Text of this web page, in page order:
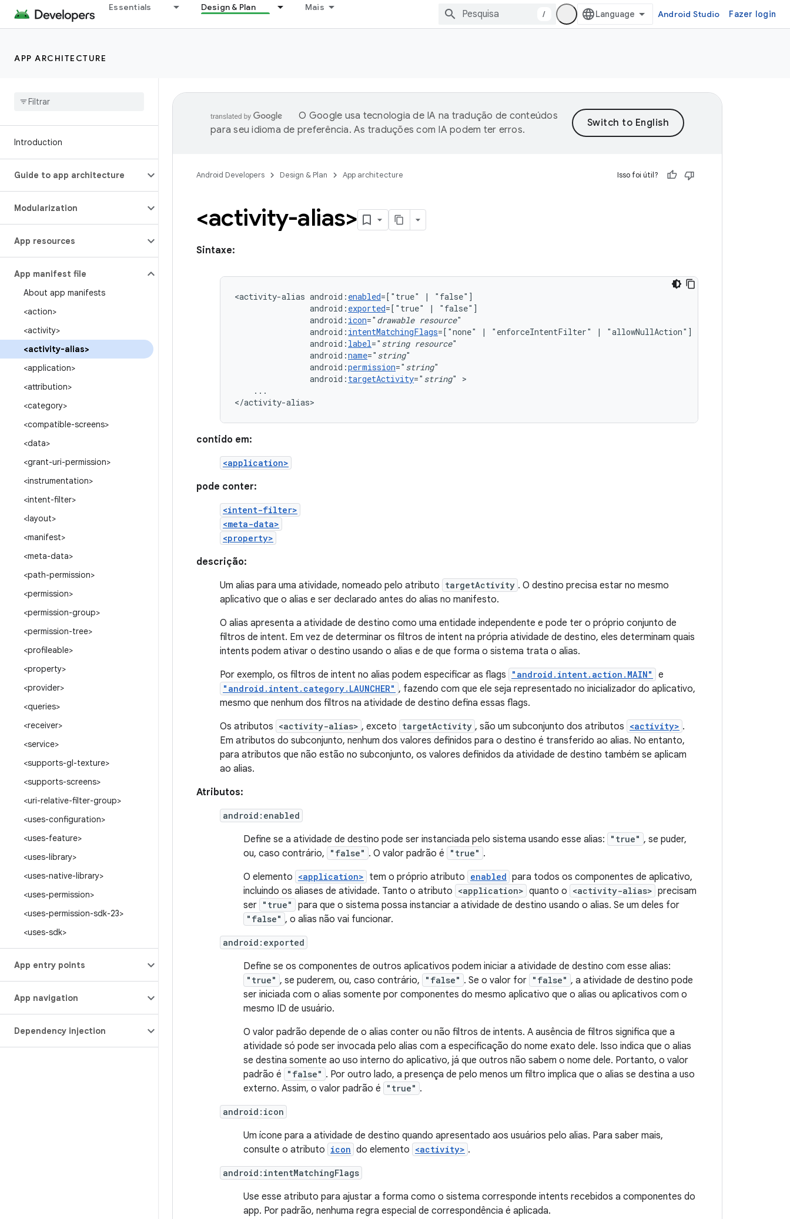
Essentials Design & Plan Mais
/ Android Studio Fazer login
APP ARCHITECTURE
Introduction
Guide to app architecture
Modularization
App resources
App manifest file
About app manifests
<action>
<activity>
<activity-alias>
<application>
<attribution>
<category>
<compatible-screens>
<data>
<grant-uri-permission>
<instrumentation>
<intent-filter>
<layout>
<manifest>
<meta-data>
<path-permission>
<permission>
<permission-group>
<permission-tree>
<profileable>
<property>
<provider>
<queries>
<receiver>
<service>
<supports-gl-texture>
<supports-screens>
<uri-relative-filter-group>
<uses-configuration>
<uses-feature>
<uses-library>
<uses-native-library>
<uses-permission>
<uses-permission-sdk-23>
<uses-sdk>
App entry points
App navigation
Dependency injection
O Google usa tecnologia de IA na tradução de conteúdos
para seu idioma de preferência. As traduções com IA podem ter erros.
Android Developers Design & Plan App architecture Isso foi útil?
<activity-alias>
Sintaxe:
<activity-alias android: enabled=["true" |
android: exported=["true" |
android: icon=" drawable resource
android: intentMatchingFlags=["none" | "enforceIntentFilter" |
android: label=" string resource
android:name=" string
android:permission=" string
android: targetActivity=" string"
...
</activity-alias>
contido em:
<application>
pode conter:
<intent-filter>
<meta-data>
<property>
descrição:
Um alias para uma atividade, nomeado pelo atributo targetActivity . O destino precisa estar no mesmo
aplicativo que o alias e ser declarado antes do alias no manifesto.
O alias apresenta a atividade de destino como uma entidade independente e pode ter o próprio conjunto de
filtros de intent. Em vez de determinar os filtros de intent na própria atividade de destino, eles determinam quais
intents podem ativar o destino usando o alias e de que forma o sistema trata o alias.
Por exemplo, os filtros de intent no alias podem especificar as flags
"android.intent.action.MAIN" e
"android.intent.category.LAUNCHER" , fazendo com que ele seja representado no inicializador do aplicativo,
mesmo que nenhum dos filtros na atividade de destino defina essas flags.
Os atributos <activity-alias> , exceto targetActivity , são um subconjunto dos atributos <activity> .
Em atributos do subconjunto, nenhum dos valores definidos para o destino é transferido ao alias. No entanto,
para atributos que não estão no subconjunto, os valores definidos da atividade de destino também se aplicam
ao alias.
Atributos:
android:enabled
Define se a atividade de destino pode ser instanciada pelo sistema usando esse alias: "true" , se puder,
ou, caso contrário,
"false" . O valor padrão é "true" .
O elemento <application> tem o próprio atributo enabled para todos os componentes de aplicativo,
incluindo os aliases de atividade. Tanto o atributo <application> quanto o <activity-alias> precisam
ser "true" para que o sistema possa instanciar a atividade de destino usando o alias. Se um deles for
"false" , o alias não vai funcionar.
android:exported
Define se os componentes de outros aplicativos podem iniciar a atividade de destino com esse alias:
"true" , se puderem, ou, caso contrário, "false" . Se o valor for "false" , a atividade de destino pode
ser iniciada com o alias somente por componentes do mesmo aplicativo que o alias ou aplicativos com o
mesmo ID de usuário.
O valor padrão depende de o alias conter ou não filtros de intents. A ausência de filtros significa que a
atividade só pode ser invocada pelo alias com a especificação do nome exato dele. Isso indica que o alias
se destina somente ao uso interno do aplicativo, já que outros não sabem o nome dele. Portanto, o valor
padrão é
"false" . Por outro lado, a presença de pelo menos um filtro implica que o alias se destina a uso
externo. Assim, o valor padrão é
"true" .
android:icon
Um ícone para a atividade de destino quando apresentado aos usuários pelo alias. Para saber mais,
consulte o atributo icon do elemento <activity> .
android:intentMatchingFlags
Use esse atributo para ajustar a forma como o sistema corresponde intents recebidos a componentes do
app. Por padrão, nenhuma regra especial de correspondência é aplicada.